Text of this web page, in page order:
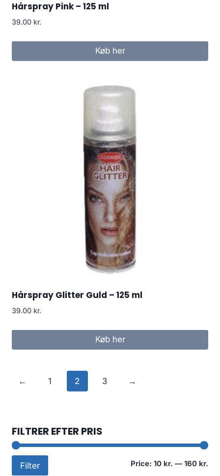
Hårspray Pink – 125 ml
39.00 kr.
Køb her
Hårspray Glitter Guld – 125 ml
39.00 kr.
Køb her
← 1 2 3 →
FILTRER EFTER PRIS
Filter Price: 10 kr. — 160 kr.